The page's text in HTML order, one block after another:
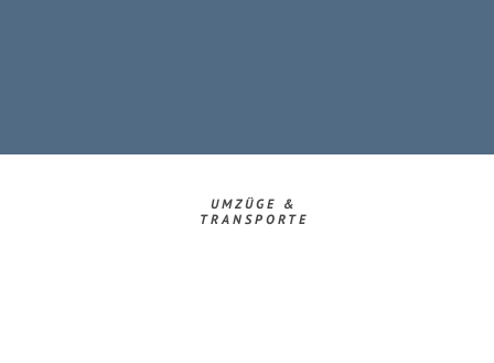
UMZÜGE &
TRANSPORTE